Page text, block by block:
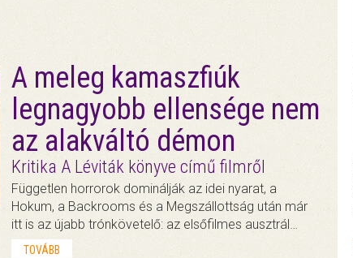
A meleg kamaszfiúk
legnagyobb ellensége nem
az alakváltó démon
Kritika A Léviták könyve című filmről
Független horrorok dominálják az idei nyarat, a
Hokum, a Backrooms és a Megszállottság után már
itt is az újabb trónkövetelő: az elsőfilmes ausztrál…
TOVÁBB